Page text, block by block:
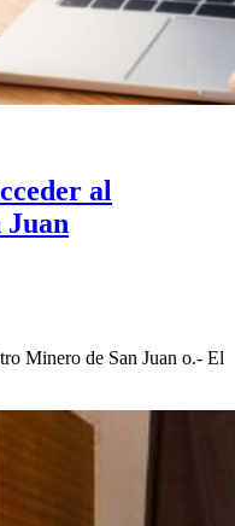
al
Juan
Minero de San Juan o.- El